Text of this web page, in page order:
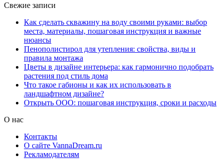
Свежие записи
Как сделать скважину на воду своими руками: выбор
места, материалы, пошаговая инструкция и важные
нюансы
Пенополистирол для утепления: свойства, виды и
правила монтажа
Цветы в дизайне интерьера: как гармонично подобрать
растения под стиль дома
Что такое габионы и как их использовать в
ландшафтном дизайне?
Открыть ООО: пошаговая инструкция, сроки и расходы
О нас
Контакты
О сайте VannaDream.ru
Рекламодателям